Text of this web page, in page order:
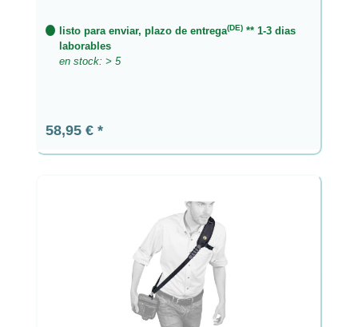
listo para enviar, plazo de entrega(DE) ** 1-3 dias
laborables
en stock: > 5
Precio normal:
58,95 €